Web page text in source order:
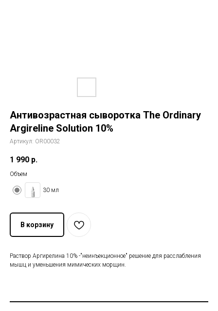
Антивозрастная сыворотка The Ordinary
Argireline Solution 10%
Артикул: OR00032
1 990 р.
Объем
30 мл
В корзину
Раствор Аргирелина 10% -"неинъекционное" решение для расслабления
мышц и уменьшения мимических морщин.